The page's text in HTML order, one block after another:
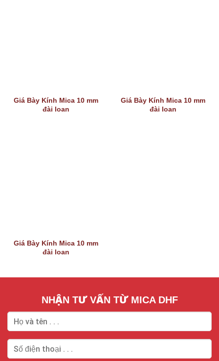
Giá Bày Kính Mica 10 mm
đài loan
Giá Bày Kính Mica 10 mm
đài loan
Giá Bày Kính Mica 10 mm
đài loan
NHẬN TƯ VẤN TỪ MICA DHF